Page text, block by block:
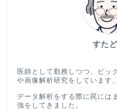
すたど
医師として勤務しつつ、ビッ
や画像解析研究をしています。
データ解析をする際に罠には
強をしてきました。